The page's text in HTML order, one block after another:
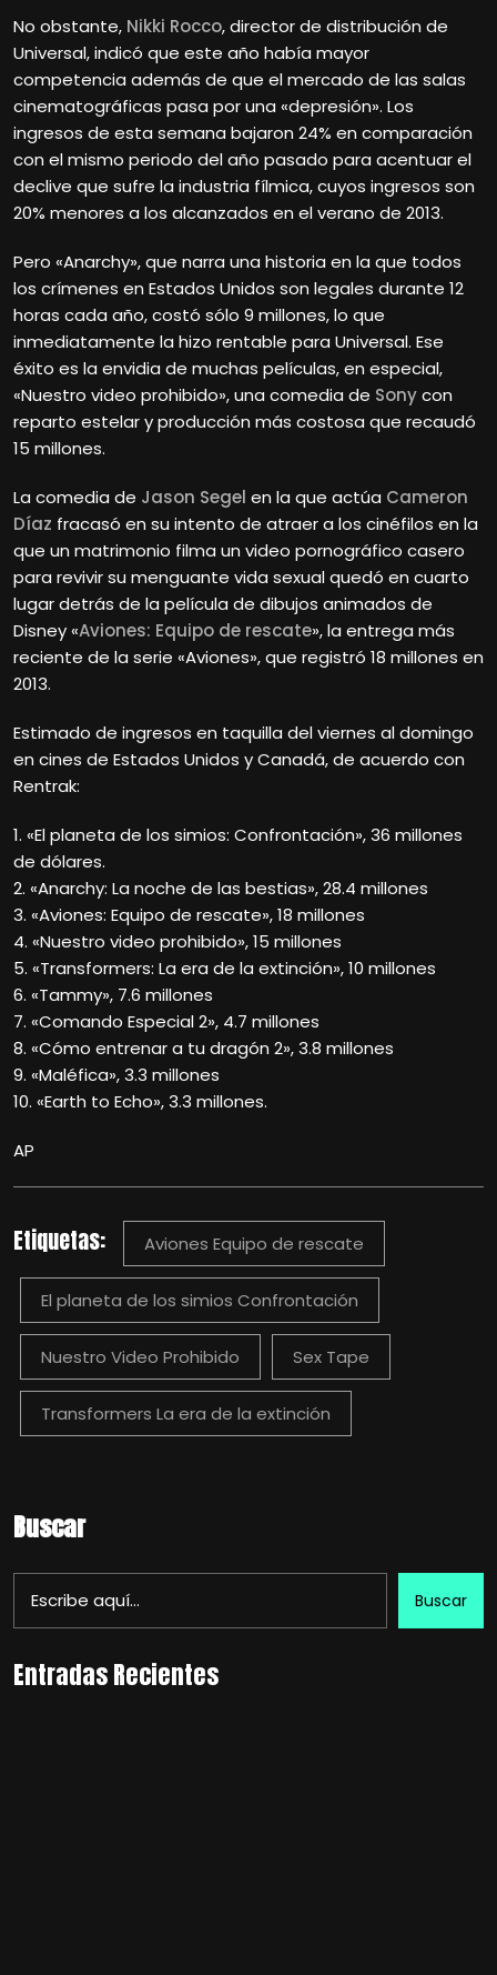
No obstante, Nikki Rocco, director de distribución de
Universal, indicó que este año había mayor
competencia además de que el mercado de las salas
cinematográficas pasa por una «depresión». Los
ingresos de esta semana bajaron 24% en comparación
con el mismo periodo del año pasado para acentuar el
declive que sufre la industria fílmica, cuyos ingresos son
20% menores a los alcanzados en el verano de 2013.
Pero «Anarchy», que narra una historia en la que todos
los crímenes en Estados Unidos son legales durante 12
horas cada año, costó sólo 9 millones, lo que
inmediatamente la hizo rentable para Universal. Ese
éxito es la envidia de muchas películas, en especial,
«Nuestro video prohibido», una comedia de Sonycon
reparto estelar y producción más costosa que recaudó
15 millones.
La comedia de Jason Segel en la que actúa Cameron
Díaz fracasó en su intento de atraer a los cinéfilos en la
que un matrimonio filma un video pornográfico casero
para revivir su menguante vida sexual quedó en cuarto
lugar detrás de la película de dibujos animados de
Disney «Aviones: Equipo de rescate», la entrega más
reciente de la serie «Aviones», que registró 18 millones en
2013.
Estimado de ingresos en taquilla del viernes al domingo
en cines de Estados Unidos y Canadá, de acuerdo con
Rentrak:
1. «El planeta de los simios: Confrontación», 36 millones
de dólares.
2. «Anarchy: La noche de las bestias», 28.4 millones
3. «Aviones: Equipo de rescate», 18 millones
4. «Nuestro video prohibido», 15 millones
5. «Transformers: La era de la extinción», 10 millones
6. «Tammy», 7.6 millones
7. «Comando Especial 2», 4.7 millones
8. «Cómo entrenar a tu dragón 2», 3.8 millones
9. «Maléfica», 3.3 millones
10. «Earth to Echo», 3.3 millones.
AP
Etiquetas: Aviones Equipo de rescate
El planeta de los simios Confrontación
Nuestro Video Prohibido Sex Tape
Transformers La era de la extinción
Buscar
Buscar
Entradas Recientes